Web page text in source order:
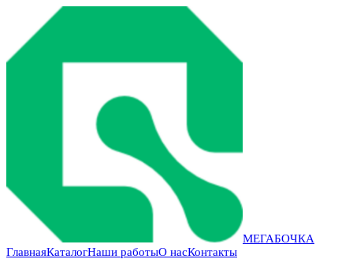
МЕГАБОЧКА
ГлавнаяКаталогНаши работыО насКонтакты